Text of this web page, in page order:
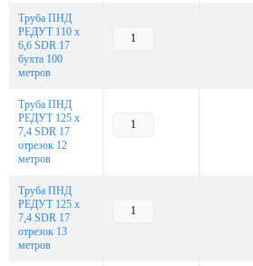
Труба ПНД
РЕДУТ 110 х
6,6 SDR 17
бухта 100
метров
Труба ПНД
РЕДУТ 125 х
7,4 SDR 17
отрезок 12
метров
Труба ПНД
РЕДУТ 125 х
7,4 SDR 17
отрезок 13
метров